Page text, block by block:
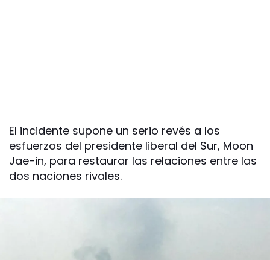
El incidente supone un serio revés a los
esfuerzos del presidente liberal del Sur, Moon
Jae-in, para restaurar las relaciones entre las
dos naciones rivales.